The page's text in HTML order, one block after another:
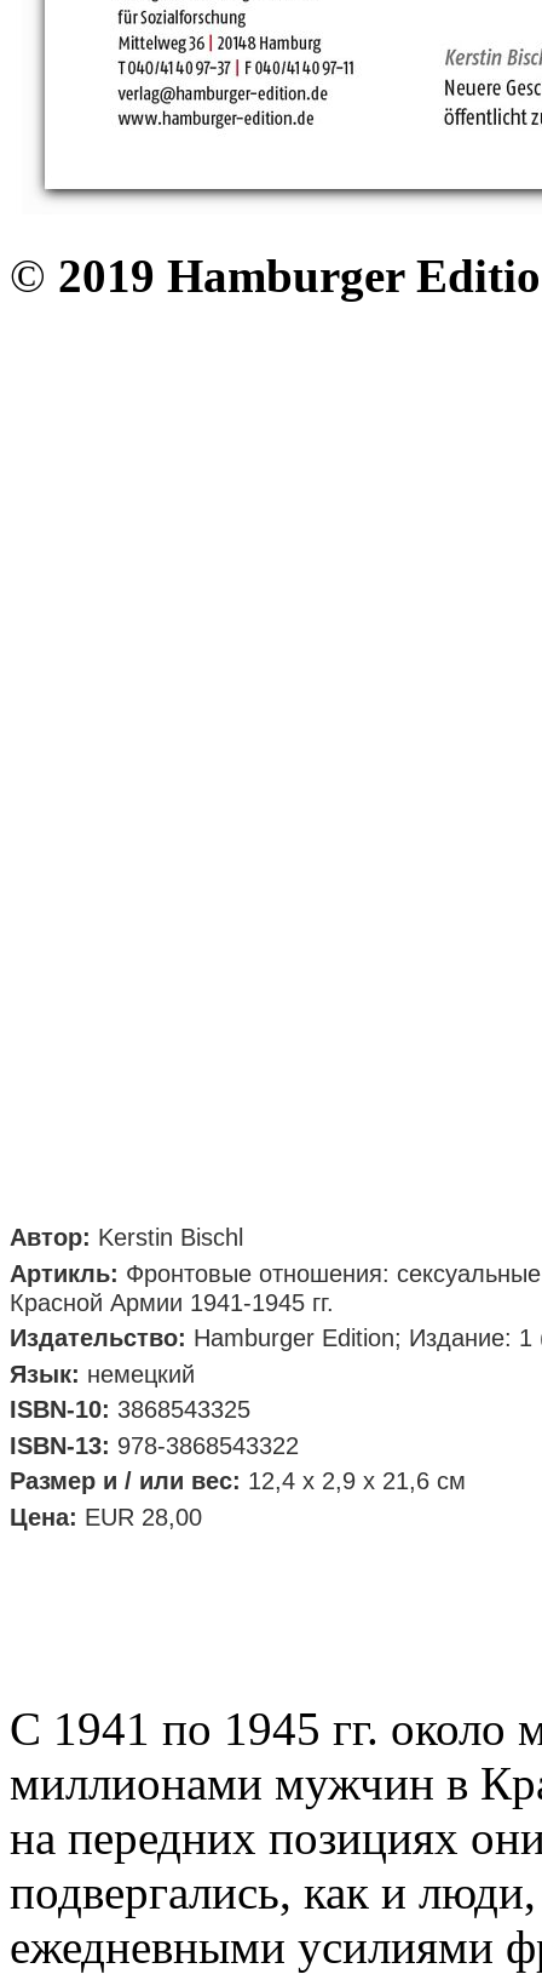
© 2019 Hamburger
Aвтор: Kerstin Bischl
Aртикль: Фронтовые отношения:
Красной Армии 1941-1945 гг.
Издательство: Hamburger Edition; Издание: 1
Язык: немецкий
ISBN-10: 3868543325
ISBN-13: 978-3868543322
Размер и / или вес: 12,4 x 2,9 x 21,6 cм
Цена: EUR 28,00
С 1941 по 1945 гг. около
миллионами мужчин в
на передних позициях
подвергались, как и
ежедневными усилиями